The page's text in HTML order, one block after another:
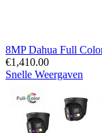
8MP Dahua Full
€1,410.00
Snelle Weergaven